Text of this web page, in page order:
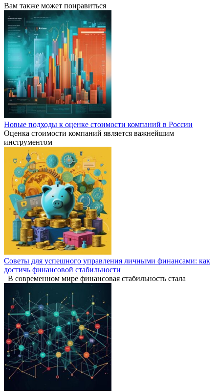
Вам также может понравиться
Новые подходы к оценке стоимости компаний в России
Оценка стоимости компаний является важнейшим
инструментом
Советы для успешного управления личными финансами: как
достичь финансовой стабильности
В современном мире финансовая стабильность стала